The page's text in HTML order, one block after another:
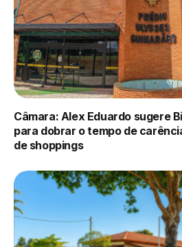
Câmara: Alex Eduardo sugere
para dobrar o tempo de
de shoppings